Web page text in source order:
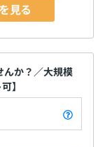
見る
か？／大規模
】